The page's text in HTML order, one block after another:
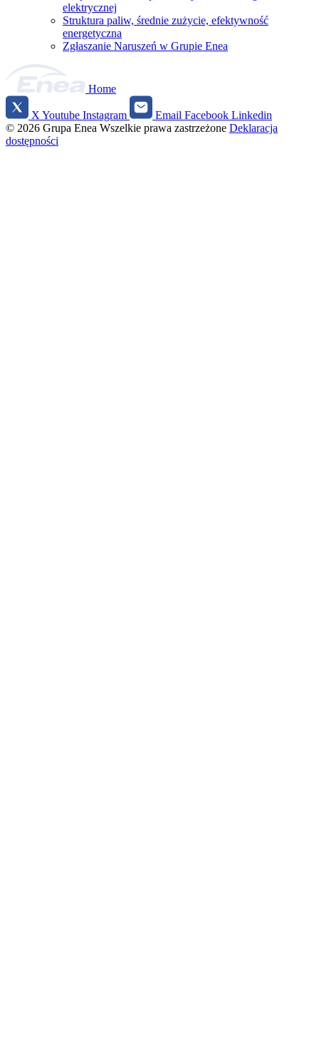
elektrycznej
Struktura paliw, średnie zużycie, efektywność
energetyczna
Zgłaszanie Naruszeń w Grupie Enea
Home
Social
media
X Youtube Instagram Email Facebook Linkedin
© 2026 Grupa Enea Wszelkie prawa zastrzeżone Deklaracja
dostępności